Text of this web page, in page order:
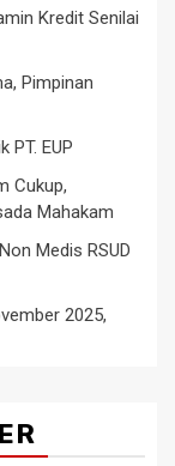
Kredit Senilai
Pimpinan
PT. EUP
Cukup,
Mahakam
Medis RSUD
2025,